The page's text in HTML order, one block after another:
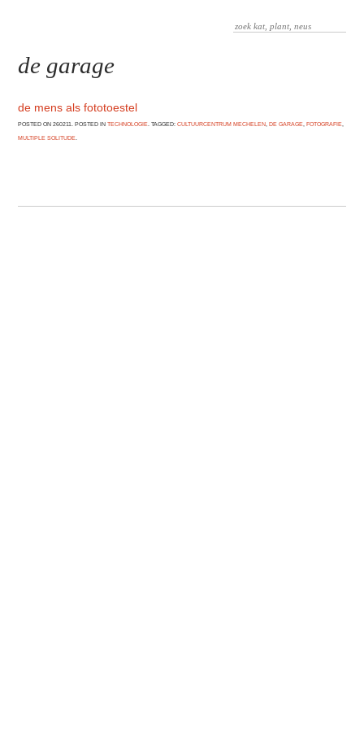
de garage
de mens als fototoestel
POSTED ON 260211. POSTED INTECHNOLOGIE . TAGGED:CULTUURCENTRUM MECHELEN ,DE GARAGE ,FOTOGRAFIE
MULTIPLE SOLITUDE